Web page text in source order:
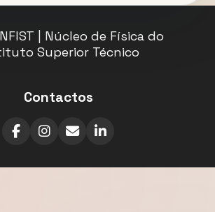
| Núcleo de Física do
Superior Técnico
Contactos